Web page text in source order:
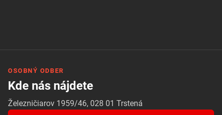
OSOBNÝ ODBER
Kde nás nájdete
Železničiarov 1959/46, 028 01 Trstená